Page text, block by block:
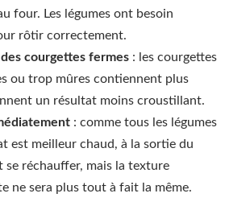
four. Les légumes ont besoin
rôtir correctement.
courgettes fermes : les courgettes
ou trop mûres contiennent plus
un résultat moins croustillant.
: comme tous les légumes
est meilleur chaud, à la sortie du
se réchauffer, mais la texture
ne sera plus tout à fait la même.